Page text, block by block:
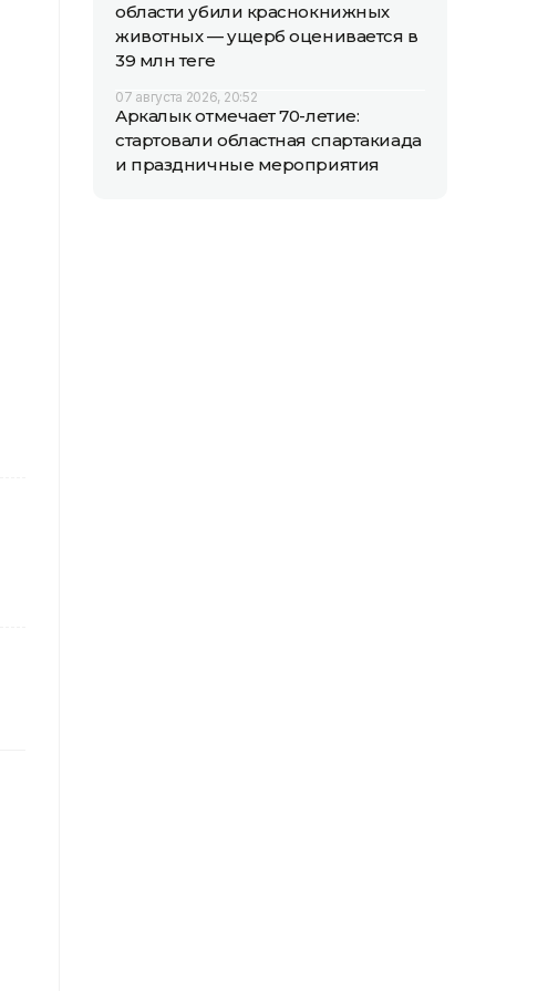
области убили краснокнижных
животных — ущерб оценивается в
39 млн теңге
07 августа 2026, 20:52
Аркалык отмечает 70-летие:
стартовали областная спартакиада
и праздничные мероприятия